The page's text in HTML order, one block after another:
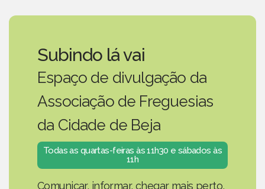
Subindo lá vai
Espaço de divulgação da
Associação de Freguesias
da Cidade de Beja
Todas as quartas-feiras às 11h30 e sábados às
11h
Comunicar, informar, chegar mais perto,